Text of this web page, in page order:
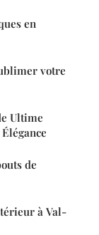
en
votre
Ultime
de
à Val-